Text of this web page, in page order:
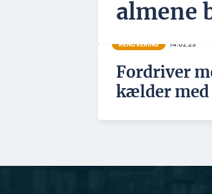
almene
RENOVERING 14.02.23
Fordriver
kælder